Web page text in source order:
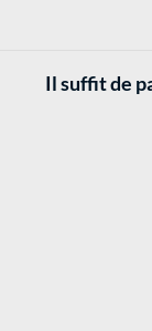
Il suffit de